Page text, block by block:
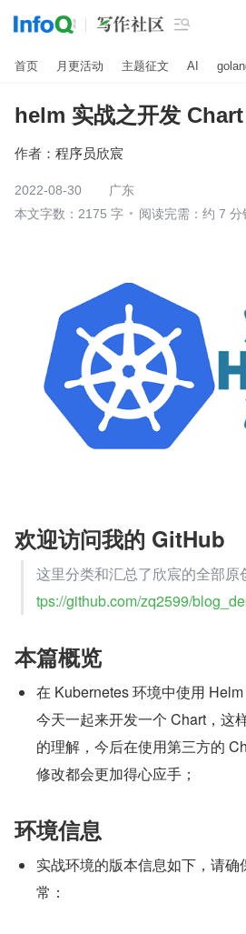

首页 月更活动 主题征文 AI
helm 实战之开发 Chart
作者： 程序员欣宸
2022-08-30
广东
本文字数：2175 字
阅读完需：约 7 分
欢迎访问我的 GitHub
这里分类和汇总了欣宸的全部原
tps://github.com/zq2599/
本篇概览
在 Kubernetes 环境中使用
今天一起来开发一个 Chart，这
的理解，今后在使用第三方的
修改都会更加得心应手；
环境信息
实战环境的版本信息如下，请
常：